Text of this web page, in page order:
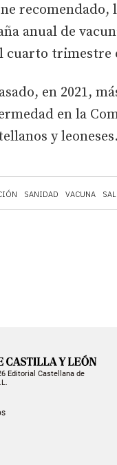
SANIDAD VACUNA
anual de
cuarto trimestre
en 2021,
en la
y leoneses.
Editorial Castellana de